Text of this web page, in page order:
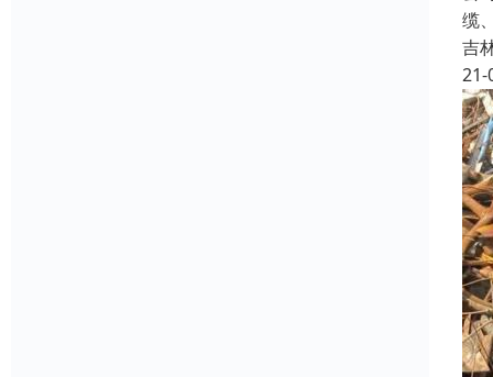
缆
吉
21-